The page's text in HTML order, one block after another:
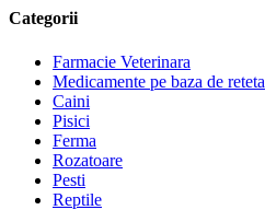
Categorii
Farmacie Veterinara
Medicamente pe baza de reteta
Caini
Pisici
Ferma
Rozatoare
Pesti
Reptile